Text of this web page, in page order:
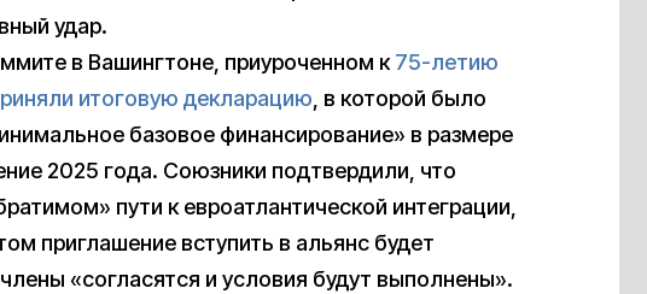
удар.
в Вашингтоне, приуроченном к75-летию
итоговую декларацию, в которой было
базовое финансирование» в размере
2025 года. Союзники подтвердили, что
пути к евроатлантической интеграции,
приглашение вступить в альянс будет
«согласятся и условия будут выполнены».